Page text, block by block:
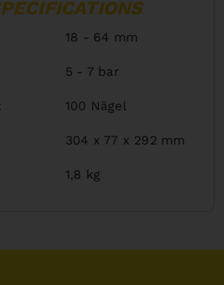
18 - 64 mm
5 - 7 bar
100 Nägel
304 x 77 x 292 mm
1,8 kg